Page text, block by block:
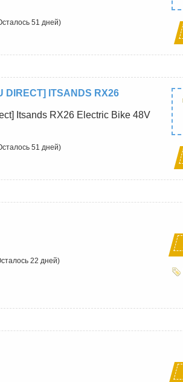
51 дней)
DIRECT] ITSANDS RX26
Itsands RX26 Electric Bike 48V
51 дней)
22 дней)